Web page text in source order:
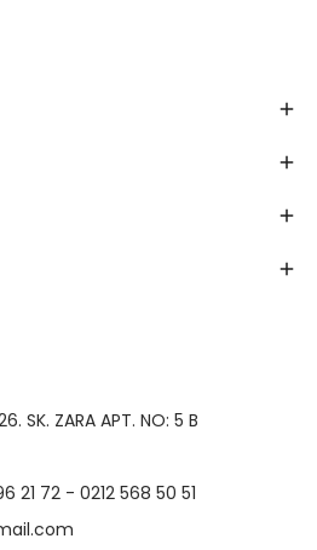
SK. ZARA APT. NO: 5 B
21 72 - 0212 568 50 51